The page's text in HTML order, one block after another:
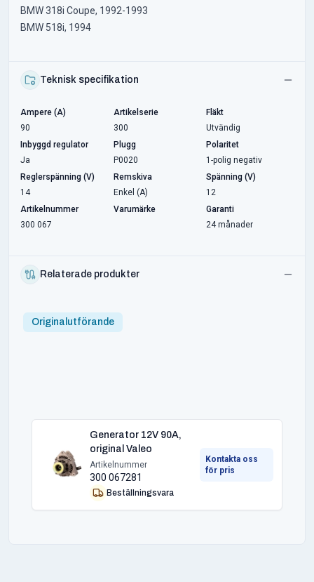
BMW 318i Coupe, 1992-1993
BMW 518i, 1994
Teknisk specifikation
Ampere (A)
90
Artikelserie
300
Fläkt
Utvändig
Inbyggd regulator
Ja
Plugg
P0020
Polaritet
1-polig negativ
Reglerspänning (V)
14
Remskiva
Enkel (A)
Spänning (V)
12
Artikelnummer
300 067
Varumärke
Garanti
24 månader
Relaterade produkter
Originalutförande
Generator 12V 90A,
original Valeo
Artikelnummer
300 067281
Beställningsvara
Kontakta oss
för pris